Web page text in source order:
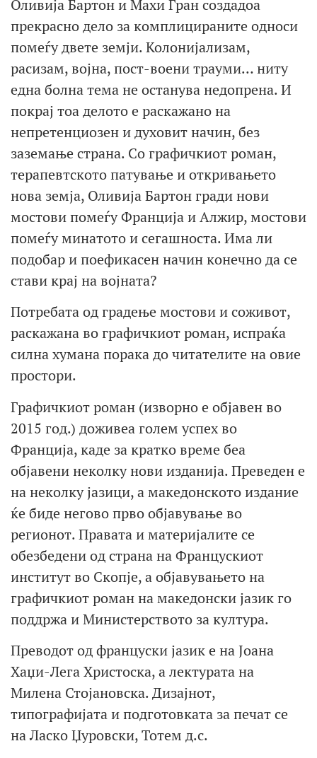
Оливија Бартон и Махи Гран создадоа
прекрасно дело за комплицираните односи
помеѓу двете земји. Колонијализам,
расизам, војна, пост-воени трауми… ниту
една болна тема не останува недопрена. И
покрај тоа делото е раскажано на
непретенциозен и духовит начин, без
заземање страна. Со графичкиот роман,
терапевтското патување и откривањето
нова земја, Оливија Бартон гради нови
мостови помеѓу Франција и Алжир, мостови
помеѓу минатото и сегашноста. Има ли
подобар и поефикасен начин конечно да се
стави крај на војната?
Потребата од градење мостови и соживот,
раскажана во графичкиот роман, испраќа
силна хумана порака до читателите на овие
простори.
Графичкиот роман (изворно е објавен во
2015 год.) доживеа голем успех во
Франција, каде за кратко време беа
објавени неколку нови изданија. Преведен е
на неколку јазици, а македонското издание
ќе биде негово прво објавување во
регионот. Правата и материјалите се
обезбедени од страна на Францускиот
институт во Скопје, а објавувањето на
графичкиот роман на македонски јазик го
поддржа и Министерството за култура.
Преводот од француски јазик е на Јоана
Хаџи-Лега Христоска, а лектурата на
Милена Стојановска. Дизајнот,
типографијата и подготовката за печат се
на Ласко Џуровски, Тотем д.с.